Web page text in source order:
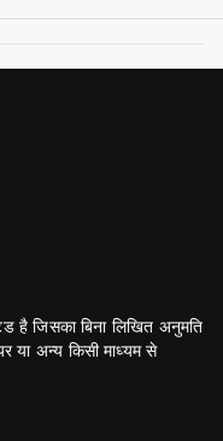
है जिसका बिना लिखित अनुमति
या अन्य किसी माध्यम से